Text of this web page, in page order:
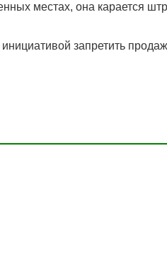
местах, она карается
инициативой запретить